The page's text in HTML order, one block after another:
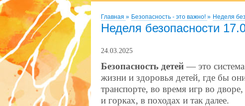
Главная » Безопасность - это важно! » Неделя
Неделя безопасности
24.03.2025
Безопасность детей — это
жизни и здоровья детей, где бы
транспорте, во время игр во
и горках, в походах и так далее.